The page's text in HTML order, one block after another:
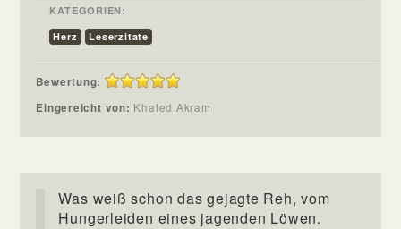
KATEGORIEN:
Herz
Leserzitate
Bewertung:
Eingereicht von: Khaled Akram
Was weiß schon das gejagte Reh, vom
Hungerleiden eines jagenden Löwen.